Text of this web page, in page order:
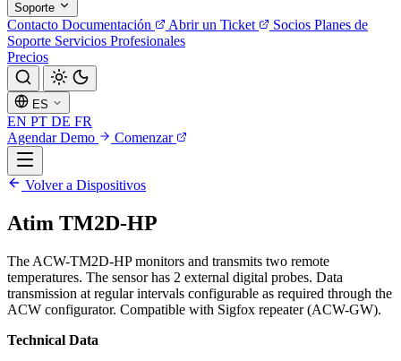
Soporte
Contacto Documentación Abrir un Ticket Socios Planes de
Soporte Servicios Profesionales
Precios
ES
EN PT DE FR
Agendar Demo
Comenzar
Volver a Dispositivos
Atim TM2D-HP
The ACW-TM2D-HP monitors and transmits two remote
temperatures. The sensor has 2 external digital probes. Data
transmission at regular intervals configurable as required through the
ACW configurator. Compatible with Sigfox repeater (ACW-GW).
Technical Data